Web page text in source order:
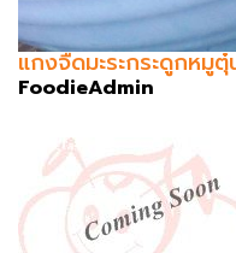
แกงจืดมะระกระดูกหมูตุ๋
FoodieAdmin